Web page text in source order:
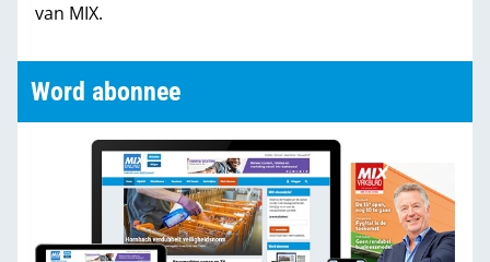
van MIX.
Word abonnee